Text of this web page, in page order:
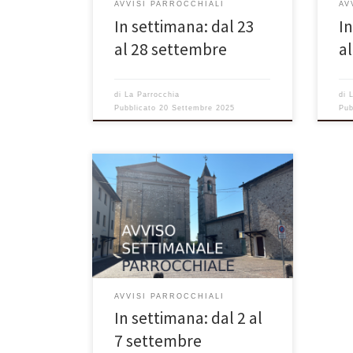
cose importanti. […]
AVVISI PARROCCHIALI
In settimana: dal 23
al 28 settembre
di La Parrocchia
Pubblicato 20 Settembre 2025
di
VOLANTINO SETTIMANALE
PARROCCHIALE 31 agosto – 22^
domenica del Tempo Ordinario –
Anno C Avvenne che un sabato Gesù
si recò a casa di uno dei capi dei
farisei per pranzare ed essi stavano a
osservarlo. Diceva agli invitati una
i primi posti: «Quando sei invitato […]
AVVISI PARROCCHIALI
In settimana: dal 2 al
7 settembre